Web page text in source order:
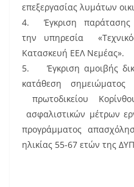
επεξεργασίας λυμάτων
4. Έγκριση παράτασης
την υπηρεσία
Κατασκευή ΕΕΛ Νεμέας».
5. Έγκριση αμοιβής
κατάθεση
πρωτοδικείου
ασφαλιστικών μέτρων
προγράμματος
ηλικίας 55-67 ετών της